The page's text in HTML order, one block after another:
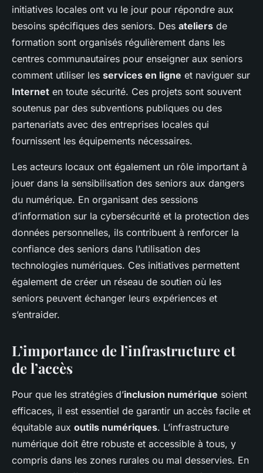
initiatives locales ont vu le jour pour répondre aux
besoins spécifiques des seniors. Des ateliers de
formation sont organisés régulièrement dans les
centres communautaires pour enseigner aux seniors
comment utiliser les services en ligne et naviguer sur
Internet en toute sécurité. Ces projets sont souvent
soutenus par des subventions publiques ou des
partenariats avec des entreprises locales qui
fournissent les équipements nécessaires.
Les acteurs locaux ont également un rôle important à
jouer dans la sensibilisation des seniors aux dangers
du numérique. En organisant des sessions
d’information sur la cybersécurité et la protection des
données personnelles, ils contribuent à renforcer la
confiance des seniors dans l’utilisation des
technologies numériques. Ces initiatives permettent
également de créer un réseau de soutien où les
seniors peuvent échanger leurs expériences et
s’entraider.
L’importance de l’infrastructure et
de l’accès
Pour que les stratégies d’inclusion numérique soient
efficaces, il est essentiel de garantir un accès facile et
équitable aux outils numériques. L’infrastructure
numérique doit être robuste et accessible à tous, y
compris dans les zones rurales ou mal desservies. En